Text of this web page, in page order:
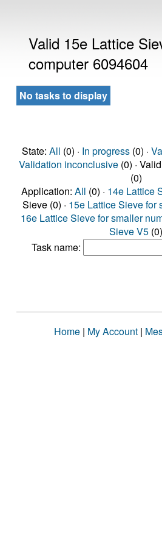
Valid 15e Lattice
computer 6094604
No tasks to display
State: All (0) · In progress(0) ·
Validation inconclusive(0) · Valid
(0)
Application: All (0) · 14e Lattice
Sieve (0) · 15e Lattice Sieve for
16e Lattice Sieve for smaller
Sieve V5 (0)
Task name:
Home | My Account |